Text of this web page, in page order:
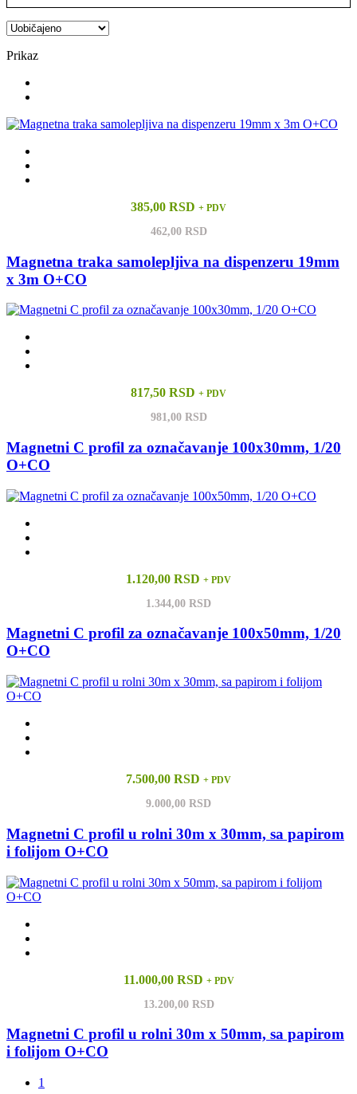
Prikaz
385,00 RSD + PDV
462,00 RSD
Magnetna traka samolepljiva na dispenzeru 19mm
x 3m O+CO
817,50 RSD + PDV
981,00 RSD
Magnetni C profil za označavanje 100x30mm, 1/20
O+CO
1.120,00 RSD + PDV
1.344,00 RSD
Magnetni C profil za označavanje 100x50mm, 1/20
O+CO
7.500,00 RSD + PDV
9.000,00 RSD
Magnetni C profil u rolni 30m x 30mm, sa papirom
i folijom O+CO
11.000,00 RSD + PDV
13.200,00 RSD
Magnetni C profil u rolni 30m x 50mm, sa papirom
i folijom O+CO
1